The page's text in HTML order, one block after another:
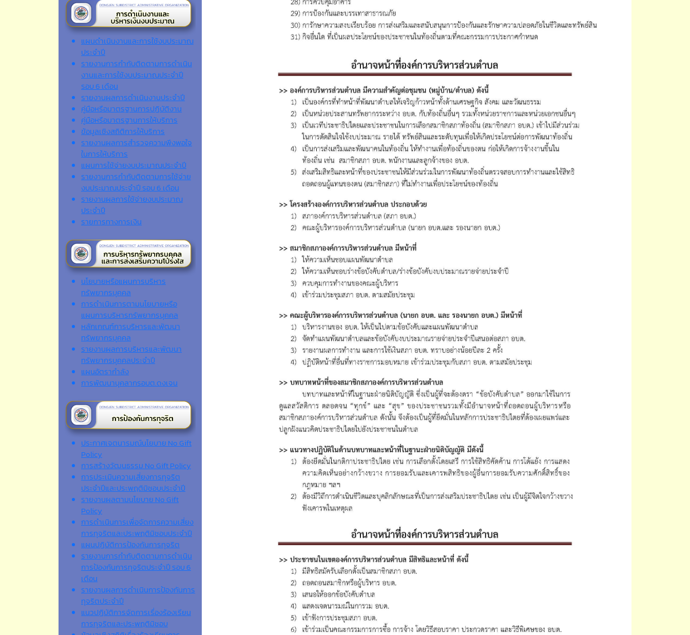
แผนดำเนินงานและการใช้งบประมาณ
ประจำปี
รายงานการกำกับติดตามการดำเนิน
งานและการใช้งบประมาณประจำปี
รอบ 6 เดือน
รายงานผลการดำเนินงานประจำปี
คู่มือหรือมาตรฐานการปฏิบัติงาน
คู่มือหรือมาตรฐานการให้บริการ
ข้อมูลเชิงสถิติการให้บริการ
รายงานผลการสำรวจความพึงพอใจ
ในการให้บริการ
แผนการใช้จ่ายงบประมาณประจำปี
รายงานการกำกับติดตามการใช้จ่าย
งบประมาณประจำปี รอบ 6 เดือน
รายงานผลการใช้จ่ายงบประมาณ
ประจำปี
รายการทางการเงิน
นโยบายหรือแผนการบริหาร
ทรัพยากรบุคคล
การดำเนินการตามนโยบายหรือ
แผนการบริหารทรัพยากรบุคคล
หลักเกณฑ์การบริหารและพัฒนา
ทรัพยากรบุคคล
รายงานผลการบริหารและพัฒนา
ทรัพยากรบุคคลประจำปี
แผนอัตรากำลัง
การพัฒนาบุคลากรอบต.ดงเจน
ประกาศเจตนารมณ์นโยบาย No Gift
Policy
การสร้างวัฒนธรรม No Gift Policy
การประเมินความเสี่ยงการทุจริต
ประจำปีและประพฤติมิชอบประจำปี
รายงานผลตามนโยบาย No Gift
Policy
การดำเนินการเพื่อจัดการความเสี่ยง
การทุจริตและประพฤติมิชอบประจำปี
แผนปฏิบัติการป้องกันการทุจริต
รายงานการกำกับติดตามการดำเนิน
การป้องกันการทุจริตประจำปี รอบ 6
เดือน
รายงานผลการดำเนินการป้องกันการ
ทุจริตประจำปี
แนวปฏิบัติการจัดการเรื่องร้องเรียน
การทุจริตและประพฤติมิชอบ